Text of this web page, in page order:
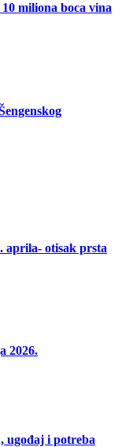
miliona boca vina
aprila- otisak prsta
2026.
ugođaj i potreba